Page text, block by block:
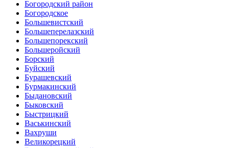
Богородский район
Богородское
Большевистский
Большеперелазский
Большепорекский
Большеройский
Борский
Буйский
Бурашевский
Бурмакинский
Быдановский
Быковский
Быстрицкий
Васькинский
Вахруши
Великорецкий